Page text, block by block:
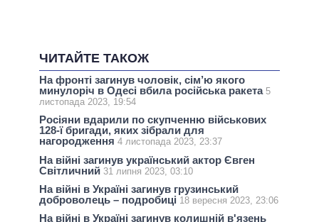
ЧИТАЙТЕ ТАКОЖ
На фронті загинув чоловік, сім’ю якого
минулоріч в Одесі вбила російська ракета 5
листопада 2023, 19:54
Росіяни вдарили по скупченню військових
128-ї бригади, яких зібрали для
нагородження 4 листопада 2023, 23:37
На війні загинув український актор Євген
Світличний 31 липня 2023, 03:10
На війні в Україні загинув грузинський
доброволець – подробиці 18 вересня 2023, 23:06
На війні в Україні загинув колишній в'язень